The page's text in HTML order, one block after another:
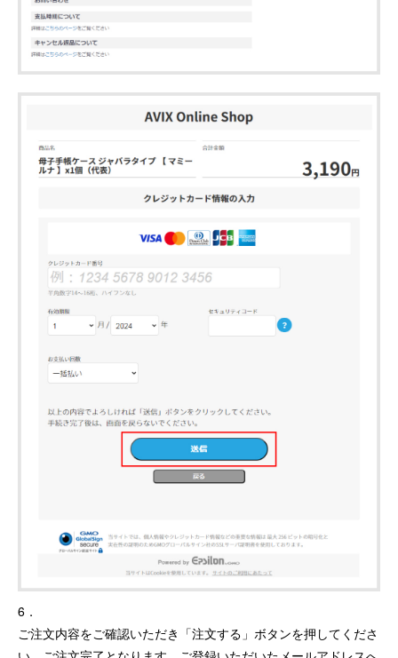
6．
ご注文内容をご確認いただき「注文する」ボタンを押してくださ